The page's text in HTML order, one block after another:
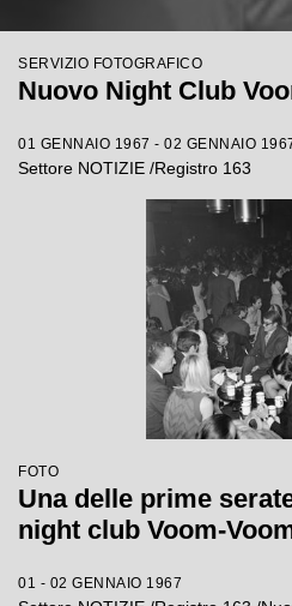
SERVIZIO FOTOGRAFICO
Nuovo Night Club
01 GENNAIO 1967 - 02 GENNAIO
Settore NOTIZIE /Registro 163
FOTO
Una delle prime
night club Voom-
01 - 02 GENNAIO 1967